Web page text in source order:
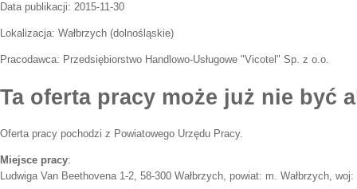
Data publikacji: 2015-11-30
Lokalizacja: Wałbrzych (dolnośląskie)
Pracodawca: Przedsiębiorstwo Handlowo-Usługowe "Vicotel" Sp. z o.o.
Ta oferta pracy może już nie być
Oferta pracy pochodzi z Powiatowego Urzędu Pracy.
Miejsce pracy:
Ludwiga Van Beethovena 1-2, 58-300 Wałbrzych, powiat: m. Wałbrzych,